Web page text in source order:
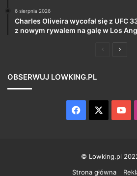
6 sierpnia 2026
Charles Oliveira wycofał się z UFC
z nowym rywalem na galę w Los
Poprzednia
OBSERWUJ LOWKING.PL
Facebook
© Lowking.pl
Strona główna